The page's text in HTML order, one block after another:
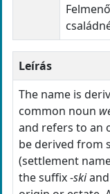
Leírás
The name is
common noun
and refers to an
be derived from
(settlement
the suffix -skiand